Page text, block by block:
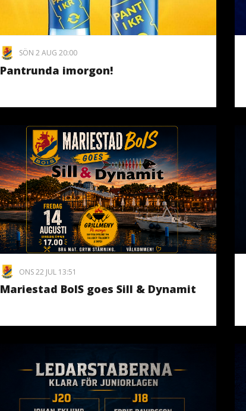
SÖN 2 AUG 20:00
Pantrunda imorgon!
ONS 22 JUL 13:51
Mariestad BoIS goes Sill & Dynamit